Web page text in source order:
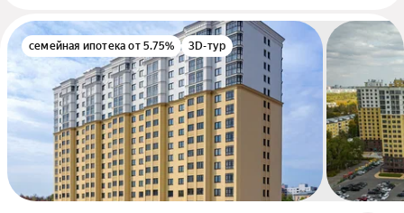
семейная ипотека от 5.75% 3D-тур